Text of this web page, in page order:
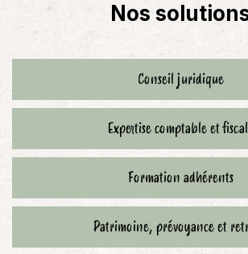
Nos
Conseil juridique
Expertise comptable et
Formation adhérents
Patrimoine, prévoyance et